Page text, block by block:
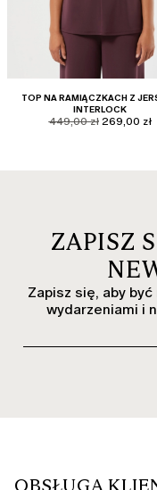
TOP NA RAMIĄCZKACH Z
INTERLOCK
product.price.original
449,00 zł 269,00 zł
ZAPISZ
Zapisz się, aby
wydarzeniami i
OBSŁUGA